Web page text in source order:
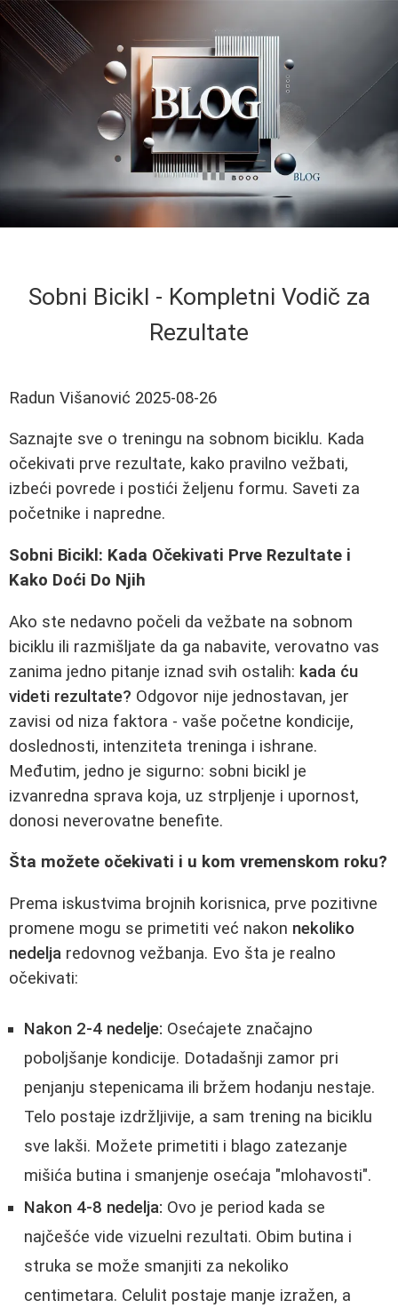
Sobni Bicikl - Kompletni Vodič za
Rezultate
Radun Višanović 2025-08-26
Saznajte sve o treningu na sobnom biciklu. Kada
očekivati prve rezultate, kako pravilno vežbati,
izbeći povrede i postići željenu formu. Saveti za
početnike i napredne.
Sobni Bicikl: Kada Očekivati Prve Rezultate i
Kako Doći Do Njih
Ako ste nedavno počeli da vežbate na sobnom
biciklu ili razmišljate da ga nabavite, verovatno vas
zanima jedno pitanje iznad svih ostalih: kada ću
videti rezultate? Odgovor nije jednostavan, jer
zavisi od niza faktora - vaše početne kondicije,
doslednosti, intenziteta treninga i ishrane.
Međutim, jedno je sigurno: sobni bicikl je
izvanredna sprava koja, uz strpljenje i upornost,
donosi neverovatne benefite.
Šta možete očekivati i u kom vremenskom roku?
Prema iskustvima brojnih korisnica, prve pozitivne
promene mogu se primetiti već nakon nekoliko
nedelja redovnog vežbanja. Evo šta je realno
očekivati:
Nakon 2-4 nedelje: Osećajete značajno
poboljšanje kondicije. Dotadašnji zamor pri
penjanju stepenicama ili bržem hodanju nestaje.
Telo postaje izdržljivije, a sam trening na biciklu
sve lakši. Možete primetiti i blago zatezanje
mišića butina i smanjenje osećaja "mlohavosti".
Nakon 4-8 nedelja: Ovo je period kada se
najčešće vide vizuelni rezultati. Obim butina i
struka se može smanjiti za nekoliko
centimetara. Celulit postaje manje izražen, a